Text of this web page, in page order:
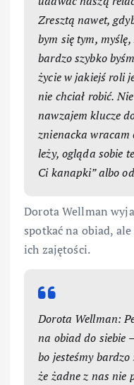
Zresztą nawet,
bym się tym,
bardzo szybko
życie w jakiejś roli
nie chciał robić.
nawzajem klucze
znienacka wracam
leży, ogląda sobie
Ci kanapki” albo
Dorota Wellman
spotkać na obiad,
ich zajętości.
Dorota Wellman:
na obiad do siebie
bo jesteśmy
że żadne z nas nie